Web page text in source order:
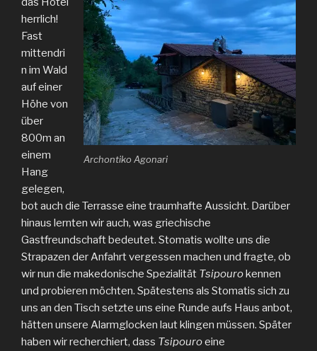
Archontiko Agonari
herrlich!
Fast
mittendri
n im Wald
auf einer
Höhe von
über
800m an
einem
Hang
gelegen,
bot auch die Terrasse eine traumhafte Aussicht. Darüber
hinaus lernten wir auch, was griechische
Gastfreundschaft bedeutet. Stomatis wollte uns die
Strapazen der Anfahrt vergessen machen und fragte, ob
wir nun die makedonische Spezialität Tsipourokennen
und probieren möchten. Spätestens als Stomatis sich zu
uns an den Tisch setzte uns eine Runde aufs Haus anbot,
hätten unsere Alarmglocken laut klingen müssen. Später
haben wir recherchiert, dass Tsipouroeine